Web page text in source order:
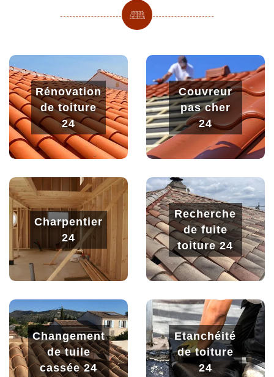
Rénovation
de toiture
24
Couvreur
pas cher
24
Charpentier
24
Recherche
de fuite
toiture 24
Changement
de tuile
cassée 24
Etanchéité
de toiture
24